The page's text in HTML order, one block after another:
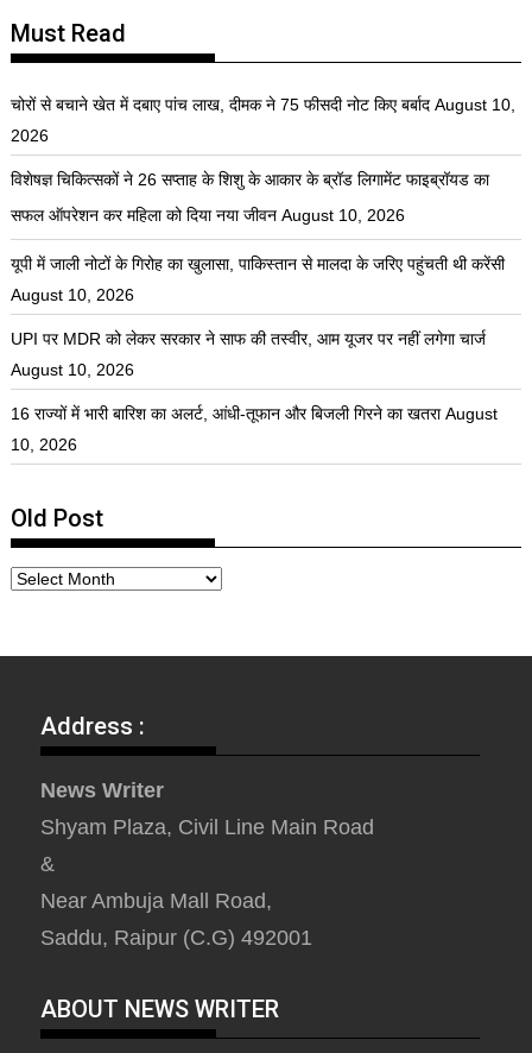
Must Read
चोरों से बचाने खेत में दबाए पांच लाख, दीमक ने 75 फीसदी नोट किए बर्बाद August 10,
2026
विशेषज्ञ चिकित्सकों ने 26 सप्ताह के शिशु के आकार के ब्रॉड लिगामेंट फाइब्रॉयड का
सफल ऑपरेशन कर महिला को दिया नया जीवन August 10, 2026
यूपी में जाली नोटों के गिरोह का खुलासा, पाकिस्तान से मालदा के जरिए पहुंचती थी करेंसी
August 10, 2026
UPI पर MDR को लेकर सरकार ने साफ की तस्वीर, आम यूजर पर नहीं लगेगा चार्ज
August 10, 2026
16 राज्यों में भारी बारिश का अलर्ट, आंधी-तूफान और बिजली गिरने का खतरा August
10, 2026
Old Post
Address :
News Writer
Shyam Plaza, Civil Line Main Road
&
Near Ambuja Mall Road,
Saddu, Raipur (C.G) 492001
ABOUT NEWS WRITER